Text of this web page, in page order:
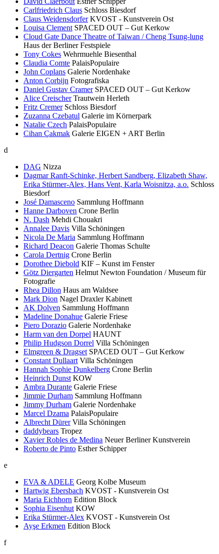
Carlfriedrich Claus Schloss Biesdorf
Claus Weidensdorfer KVOST - Kunstverein Ost
Louisa Clement SPACED OUT – Gut Kerkow
Cloud Gate Dance Theatre of Taiwan / Cheng Tsung-lung
Haus der Berliner Festspiele
Tony Cokes Wehrmuehle Biesenthal
Claudia Comte PalaisPopulaire
John Coplans Galerie Nordenhake
Anton Corbijn Fotografiska
Daniel Gustav Cramer SPACED OUT – Gut Kerkow
Alice Creischer Trautwein Herleth
Fritz Cremer Schloss Biesdorf
Zuzanna Czebatul Galerie im Körnerpark
Natalie Czech PalaisPopulaire
Cihan Çakmak Galerie EIGEN + ART Berlin
d
DAG Nizza
Dagmar Ranft-Schinke, Herbert Sandberg, Elizabeth Shaw,
Erika Stürmer-Alex, Hans Vent, Karla Woisnitza, a.o. Schloss
Biesdorf
José Damasceno Sammlung Hoffmann
Hanne Darboven Crone Berlin
N. Dash Mehdi Chouakri
Annalee Davis Villa Schöningen
Nicola De Maria Sammlung Hoffmann
Richard Deacon Galerie Thomas Schulte
Carola Dertnig Crone Berlin
Dorothee Diebold KIF – Kunst im Fenster
Götz Diergarten Helmut Newton Foundation / Museum für
Fotografie
Rhea Dillon Haus am Waldsee
Mark Dion Nagel Draxler Kabinett
AK Dolven Sammlung Hoffmann
Madeline Donahue Galerie Friese
Piero Dorazio Galerie Nordenhake
Harm van den Dorpel HAUNT
Philip Hudgson Dorrel Villa Schöningen
Elmgreen & Dragset SPACED OUT – Gut Kerkow
Constant Dullaart Villa Schöningen
Hannah Sophie Dunkelberg Crone Berlin
Heinrich Dunst KOW
Ambra Durante Galerie Friese
Jimmie Durham Sammlung Hoffmann
Jimmy Durham Galerie Nordenhake
Marcel Dzama PalaisPopulaire
Albrecht Dürer Villa Schöningen
daddybears Tropez
Xavier Robles de Medina Neuer Berliner Kunstverein
Roberto de Pinto Esther Schipper
e
EVA & ADELE Georg Kolbe Museum
Hartwig Ebersbach KVOST - Kunstverein Ost
Maria Eichhorn Edition Block
Sophia Eisenhut KOW
Erika Stürmer-Alex KVOST - Kunstverein Ost
Ayşe Erkmen Edition Block
f